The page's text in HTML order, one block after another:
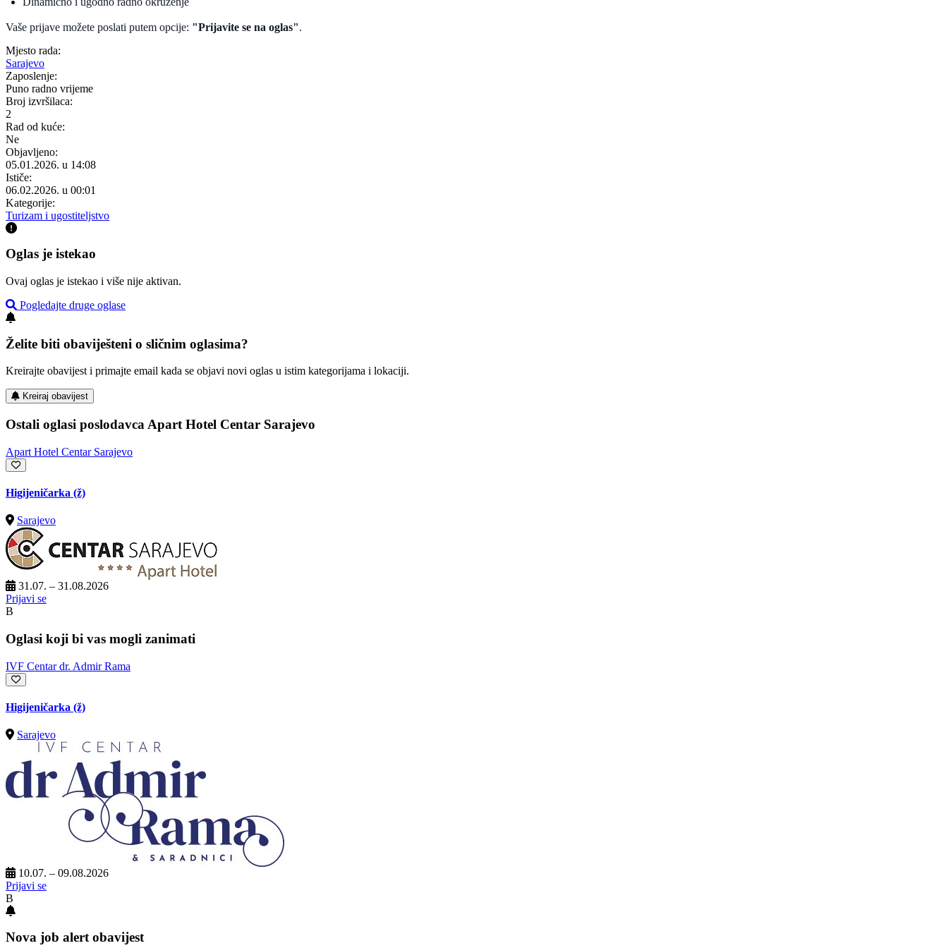
Vaše prijave možete poslati putem opcije: "Prijavite se na oglas".
Mjesto rada:
Sarajevo
Zaposlenje:
Puno radno vrijeme
Broj izvršilaca:
2
Rad od kuće:
Ne
Objavljeno:
05.01.2026. u 14:08
Ističe:
06.02.2026. u 00:01
Kategorije:
Turizam i ugostiteljstvo
Oglas je istekao
Ovaj oglas je istekao i više nije aktivan.
Pogledajte druge oglase
Želite biti obaviješteni o sličnim oglasima?
Kreirajte obavijest i primajte email kada se objavi novi oglas u istim kategorijama i lokaciji.
Kreiraj obavijest
Ostali oglasi poslodavca Apart Hotel Centar Sarajevo
Apart Hotel Centar Sarajevo
Higijeničarka (ž)
Sarajevo
31.07. – 31.08.2026
Prijavi se
B
Oglasi koji bi vas mogli zanimati
IVF Centar dr. Admir Rama
Higijeničarka (ž)
Sarajevo
10.07. – 09.08.2026
Prijavi se
B
Nova job alert obavijest